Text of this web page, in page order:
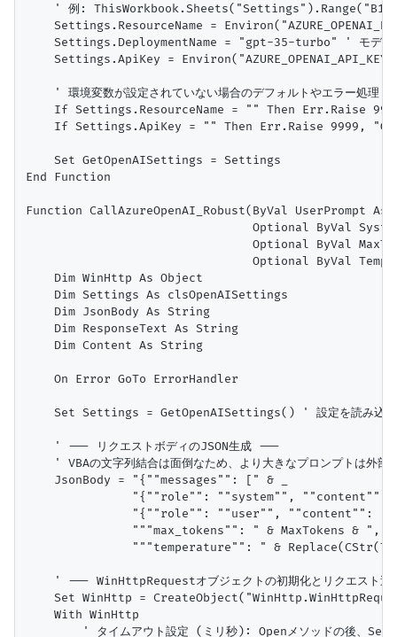
' 例:
Settings.ResourceName =
Settings.DeploymentName = "gpt-35-turbo" ' モデル名
Settings.ApiKey = Environ("AZURE_OPENAI_API_KEY")
    ' 環境変数が設定されていない場合のデフォルトやエラー処理
If Settings.ResourceName = "" Then Err.Raise
If Settings.ApiKey = "" Then Err.Raise 9999,
    Set GetOpenAISettings = Settings
End Function
Function CallAzureOpenAI_Robust(ByVal UserPrompt
Optional ByVal
Optional ByVal
Optional ByVal
    Dim WinHttp As Object
    Dim Settings As clsOpenAISettings
    Dim JsonBody As String
    Dim ResponseText As String
    Dim Content As String
    On Error GoTo ErrorHandler
    Set Settings = GetOpenAISettings() ' 設定を読み込む
    ' --- リクエストボディのJSON生成 ---
' VBAの文字列結合は面倒なため、より大きなプロンプトは外部
    JsonBody = "{""messages"": [" & _
"{""role"": ""system"",
"{""role"": ""user"", ""content"":
"""max_tokens"": " & MaxTokens & ","
"""temperature"": " &
' --- WinHttpRequestオブジェクトの初期化とリクエスト送
Set WinHttp =
    With WinHttp
' タイムアウト設定 (ミリ秒): Openメソッドの後、Send